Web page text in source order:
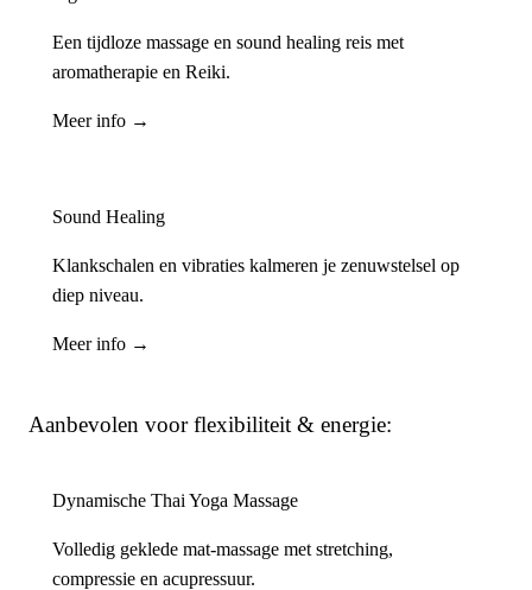
Een tijdloze massage en sound healing reis met
aromatherapie en Reiki.
Meer info →
Sound Healing
Klankschalen en vibraties kalmeren je zenuwstelsel op
diep niveau.
Meer info →
Aanbevolen voor flexibiliteit & energie:
Dynamische Thai Yoga Massage
Volledig geklede mat-massage met stretching,
compressie en acupressuur.